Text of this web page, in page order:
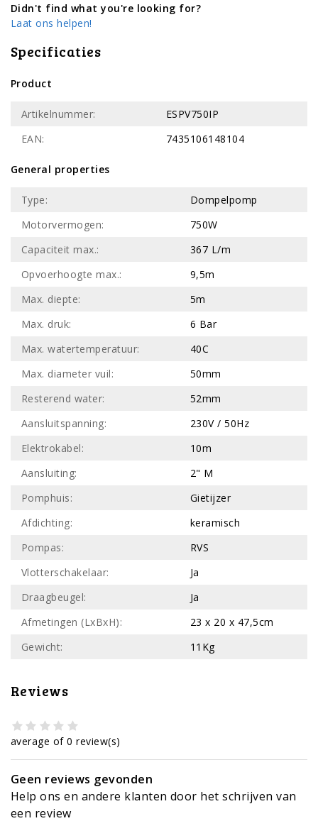
Didn't find what you're looking for?
Laat ons helpen!
Specificaties
Product
Artikelnummer:
ESPV750IP
EAN:
7435106148104
General properties
Type:
Dompelpomp
Motorvermogen:
750W
Capaciteit max.:
367 L/m
Opvoerhoogte max.:
9,5m
Max. diepte:
5m
Max. druk:
6 Bar
Max. watertemperatuur:
40C
Max. diameter vuil:
50mm
Resterend water:
52mm
Aansluitspanning:
230V / 50Hz
Elektrokabel:
10m
Aansluiting:
2" M
Pomphuis:
Gietijzer
Afdichting:
keramisch
Pompas:
RVS
Vlotterschakelaar:
Ja
Draagbeugel:
Ja
Afmetingen (LxBxH):
23 x 20 x 47,5cm
Gewicht:
11Kg
Reviews
average of 0 review(s)
Geen reviews gevonden
Help ons en andere klanten door het schrijven van
een review